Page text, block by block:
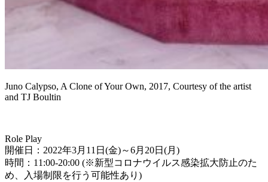
Juno Calypso, A Clone of Your Own, 2017, Courtesy of the artist
and TJ Boultin
Role Play
開催日：2022年3月11日(金)～6月20日(月)
時間：11:00-20:00 (※新型コロナウイルス感染拡大防止のた
め、入場制限を行う可能性あり)